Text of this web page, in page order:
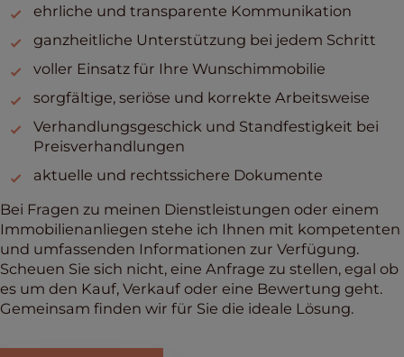
ehrliche und transparente Kommunikation
ganzheitliche Unterstützung bei jedem Schritt
voller Einsatz für Ihre Wunschimmobilie
sorgfältige, seriöse und korrekte Arbeitsweise
Verhandlungsgeschick und Standfestigkeit bei
Preisverhandlungen
aktuelle und rechtssichere Dokumente
Bei Fragen zu meinen Dienstleistungen oder einem
Immobilienanliegen stehe ich Ihnen mit kompetenten
und umfassenden Informationen zur Verfügung.
Scheuen Sie sich nicht, eine Anfrage zu stellen, egal ob
es um den Kauf, Verkauf oder eine Bewertung geht.
Gemeinsam finden wir für Sie die ideale Lösung.